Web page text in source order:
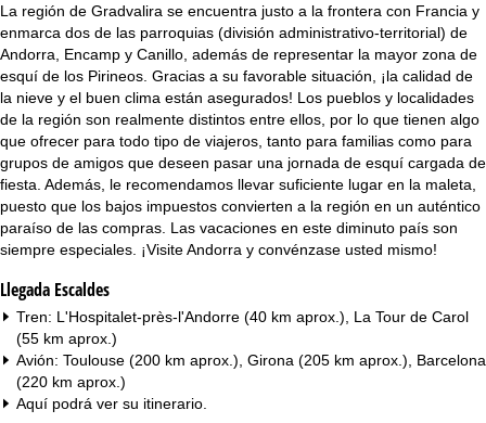
i
p
a
l
La región de Gradvalira se encuentra justo a la frontera con Francia y
enmarca dos de las parroquias (división administrativo-territorial) de
Andorra, Encamp y Canillo, además de representar la mayor zona de
esquí de los Pirineos. Gracias a su favorable situación, ¡la calidad de
la nieve y el buen clima están asegurados! Los pueblos y localidades
de la región son realmente distintos entre ellos, por lo que tienen algo
que ofrecer para todo tipo de viajeros, tanto para familias como para
grupos de amigos que deseen pasar una jornada de esquí cargada de
fiesta. Además, le recomendamos llevar suficiente lugar en la maleta,
puesto que los bajos impuestos convierten a la región en un auténtico
paraíso de las compras. Las vacaciones en este diminuto país son
siempre especiales. ¡Visite Andorra y convénzase usted mismo!
Llegada Escaldes
Tren: L'Hospitalet-près-l'Andorre (40 km aprox.), La Tour de Carol
(55 km aprox.)
Avión: Toulouse (200 km aprox.), Girona (205 km aprox.), Barcelona
(220 km aprox.)
Aquí podrá ver su itinerario